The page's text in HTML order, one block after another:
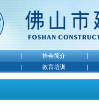
协会简介
教育培训